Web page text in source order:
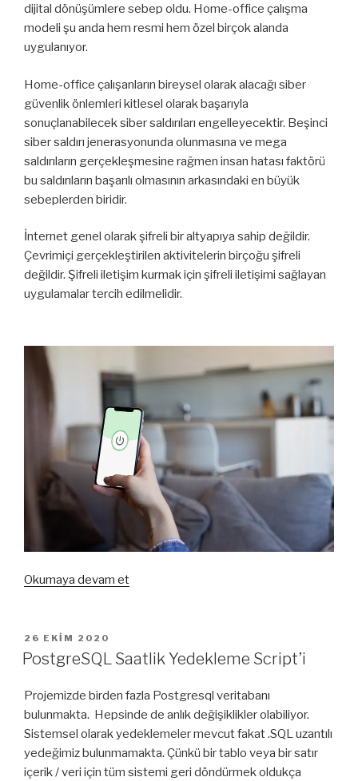
dijital dönüşümlere sebep oldu. Home-office çalışma
modeli şu anda hem resmi hem özel birçok alanda
uygulanıyor.
Home-office çalışanların bireysel olarak alacağı siber
güvenlik önlemleri kitlesel olarak başarıyla
sonuçlanabilecek siber saldırıları engelleyecektir. Beşinci
siber saldırı jenerasyonunda olunmasına ve mega
saldırıların gerçekleşmesine rağmen insan hatası faktörü
bu saldırıların başarılı olmasının arkasındaki en büyük
sebeplerden biridir.
İnternet genel olarak şifreli bir altyapıya sahip değildir.
Çevrimiçi gerçekleştirilen aktivitelerin birçoğu şifreli
değildir. Şifreli iletişim kurmak için şifreli iletişimi sağlayan
uygulamalar tercih edilmelidir.
Okumaya devam et“Home-
Uygulamaları”
YAYIM
TARIHI
26 EKIM 2020
PostgreSQL Saatlik Yedekleme Script’i
Projemizde birden fazla Postgresql veritabanı
bulunmakta. Hepsinde de anlık değişiklikler olabiliyor.
Sistemsel olarak yedeklemeler mevcut fakat .SQL uzantılı
yedeğimiz bulunmamakta. Çünkü bir tablo veya bir satır
içerik / veri için tüm sistemi geri döndürmek oldukça